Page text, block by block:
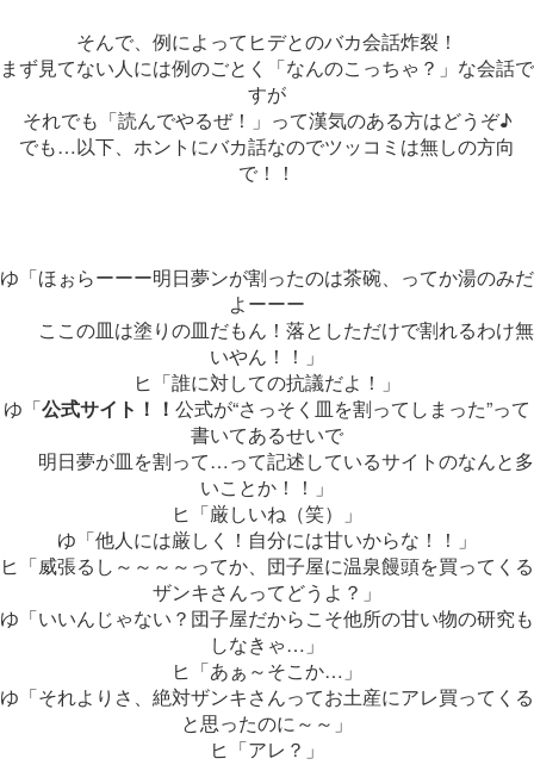
そんで、例によってヒデとのバカ会話炸裂！
まず見てない人には例のごとく「なんのこっちゃ？」な会話で
すが
それでも「読んでやるぜ！」って漢気のある方はどうぞ♪
でも…以下、ホントにバカ話なのでツッコミは無しの方向
で！！
ゆ「ほぉらーーー明日夢ンが割ったのは茶碗、ってか湯のみだ
よーーー
ここの皿は塗りの皿だもん！落としただけで割れるわけ無
いやん！！」
ヒ「誰に対しての抗議だよ！」
ゆ「公式サイト！！ 公式が“さっそく皿を割ってしまった”って
書いてあるせいで
明日夢が皿を割って…って記述しているサイトのなんと多
いことか！！」
ヒ「厳しいね（笑）」
ゆ「他人には厳しく！自分には甘いからな！！」
ヒ「威張るし～～～～ってか、団子屋に温泉饅頭を買ってくる
ザンキさんってどうよ？」
ゆ「いいんじゃない？団子屋だからこそ他所の甘い物の研究も
しなきゃ…」
ヒ「あぁ～そこか…」
ゆ「それよりさ、絶対ザンキさんってお土産にアレ買ってくる
と思ったのに～～」
ヒ「アレ？」